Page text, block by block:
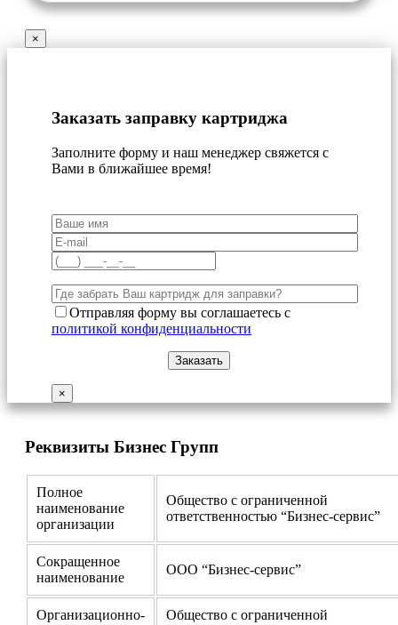
×
Заказать заправку картриджа
Заполните форму и наш менеджер свяжется с
Вами в ближайшее время!
Отправляя форму вы соглашаетесь с
политикой конфиденциальности
×
Реквизиты Бизнес Групп
Полное
наименование
организации
Общество с ограниченной
ответственностью “Бизнес-сервис”
Сокращенное
наименование
ООО “Бизнес-сервис”
Организационно-
Общество с ограниченной